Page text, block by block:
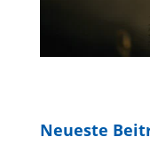
Neueste